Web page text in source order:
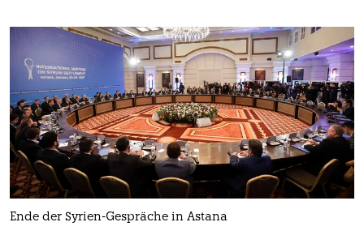
Ende der Syrien-Gespräche in Astana